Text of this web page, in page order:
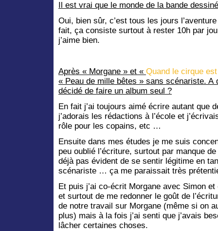
Il est vrai que le monde de la bande
Oui, bien sûr, c’est tous les jours
fait, ça consiste surtout à rester 10h par
j’aime bien.
Après « Morgane » et « Quand le cirque
« Peau de mille bêtes » sans scénariste. A
décidé de faire un album seul ?
En fait j’ai toujours aimé écrire autant que
j’adorais les rédactions à l’école et
rôle pour les copains, etc …
Ensuite dans mes études je me suis
peu oublié l’écriture, surtout par manque
déjà pas évident de se sentir légitime en
scénariste … ça me paraissait très
Et puis j’ai co-écrit Morgane avec Simon et
et surtout de me redonner le goût de
de notre travail sur Morgane (même si on
plus) mais à la fois j’ai senti que j’avais
lâcher certaines choses.